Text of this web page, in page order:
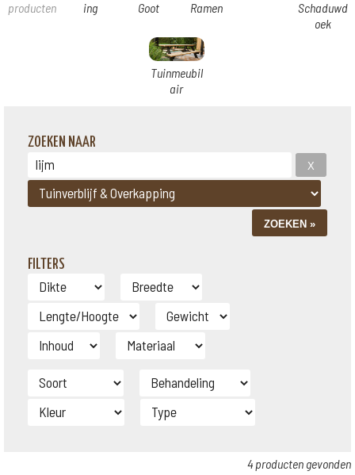
producten
ing
Goot
Ramen
Schaduwd
oek
Tuinmeubil
air
ZOEKEN NAAR
FILTERS
4 producten gevonden